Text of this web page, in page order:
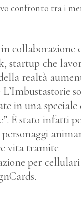
confronto tra i
collaborazione
startup che
realtà
in una speciale
È stato infatti
vita tramite
per cellulari